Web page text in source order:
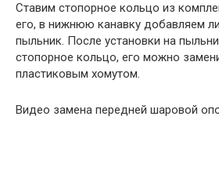
Ставим стопорное кольцо из
его, в нижнюю канавку добавляем
пыльник. После установки на
стопорное кольцо, его можно
пластиковым хомутом.
Видео замена передней шаровой